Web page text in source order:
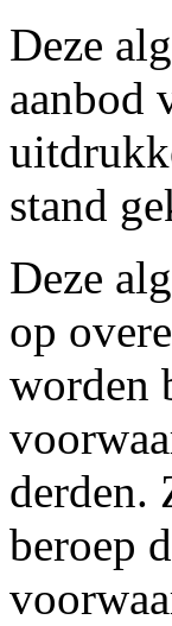
Deze
aanbod
stand
Deze
op
worden
derden.
beroep